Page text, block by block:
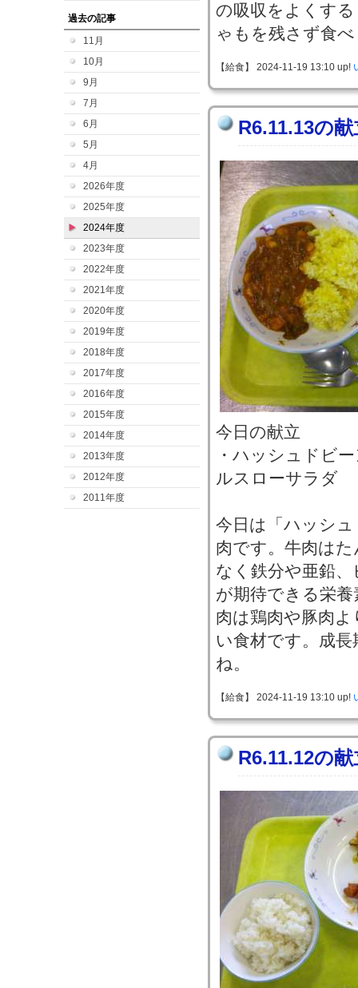
過去の記事
11月
10月
9月
7月
6月
5月
4月
2026年度
2025年度
2024年度
2023年度
2022年度
2021年度
2020年度
2019年度
2018年度
2017年度
2016年度
2015年度
2014年度
2013年度
2012年度
2011年度
の吸収をよくす
ゃもを残さず食
【給食】 2024-11-19 13:10 up!
R6.11.13の献
今日の献立
・ハッシュドビ
ルスローサラダ
今日は「ハッシ
肉です。牛肉は
なく鉄分や亜鉛
が期待できる栄
肉は鶏肉や豚肉
い食材です。成
ね。
【給食】 2024-11-19 13:10 up!
R6.11.12の献